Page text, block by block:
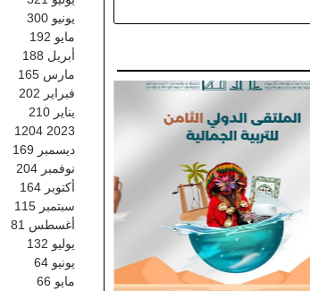
يونيو 300
مايو 192
أبريل 188
مارس 165
فبراير 202
يناير 210
2023
1204
ديسمبر 169
نوفمبر 204
أكتوبر 164
سبتمبر 115
أغسطس 81
يوليو 132
يونيو 64
مايو 66